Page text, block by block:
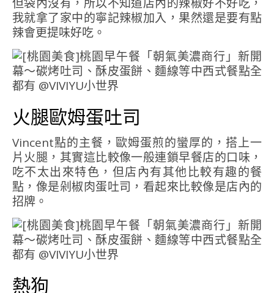
我就拿了家中的寧記辣椒加入，果然還是要有點
辣會更提味好吃。
火腿歐姆蛋吐司
Vincent點的主餐，歐姆蛋煎的蠻厚的，搭上一
片火腿，其實這比較像一般連鎖早餐店的口味，
吃不太出來特色，但店內有其他比較有趣的餐
點，像是剁椒肉蛋吐司，看起來比較像是店內的
招牌。
熱狗